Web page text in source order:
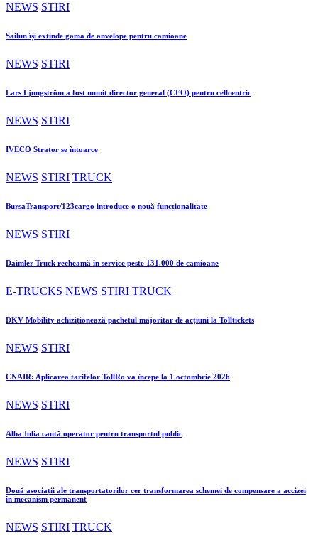
NEWS STIRI
Sailun își extinde gama de anvelope pentru camioane
NEWS STIRI
Lars Ljungström a fost numit director general (CFO) pentru cellcentric
NEWS STIRI
IVECO Strator se întoarce
NEWS STIRI TRUCK
BursaTransport/123cargo introduce o nouă funcționalitate
NEWS STIRI
Daimler Truck recheamă în service peste 131.000 de camioane
E-TRUCKS NEWS STIRI TRUCK
DKV Mobility achiziționează pachetul majoritar de acțiuni la Tolltickets
NEWS STIRI
CNAIR: Aplicarea tarifelor TollRo va începe la 1 octombrie 2026
NEWS STIRI
Alba Iulia caută operator pentru transportul public
NEWS STIRI
Două asociații ale transportatorilor cer transformarea schemei de compensare a accizei
în mecanism permanent
NEWS STIRI TRUCK